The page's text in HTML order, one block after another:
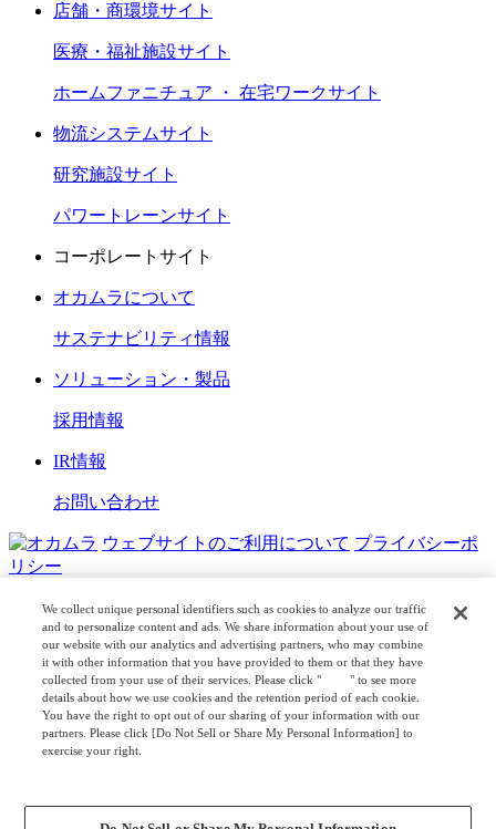
店舗・商環境サイト
医療・福祉施設サイト
ホームファニチュア ・ 在宅ワークサイト
物流システムサイト
研究施設サイト
パワートレーンサイト
コーポレートサイト
オカムラについて
サステナビリティ情報
ソリューション・製品
採用情報
IR情報
お問い合わせ
ウェブサイトのご利用について プライバシーポ
リシー
COPYRIGHT © OKAMURA CORPORATION. ALL RIGHTS
RESERVED.
日本公式 企業広報
We collect unique personal identifiers such as cookies to analyze our traffic
and to personalize content and ads. We share information about your use of
our website with our analytics and advertising partners, who may combine
it with other information that you have provided to them or that they have
collected from your use of their services. Please click "
here" to see more
details about how we use cookies and the retention period of each cookie.
You have the right to opt out of our sharing of your information with our
partners. Please click [Do Not Sell or Share My Personal Information] to
exercise your right.